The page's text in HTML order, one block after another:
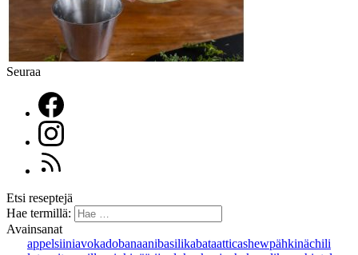
Seuraa
Etsi reseptejä
Hae termillä:
Avainsanat
appelsiiniavokadobanaanibasilikabataatticashewpähkinächili